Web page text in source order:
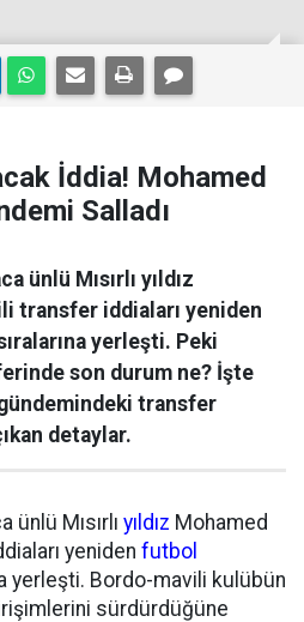
İddia! Mohamed
Salladı
ünlü Mısırlı yıldız
transfer iddiaları yeniden
yerleşti. Peki
son durum ne? İşte
transfer
detaylar.
ünlü Mısırlı yıldız Mohamed
yeniden futbol
yerleşti. Bordo-mavili kulübün
sürdürdüğüne